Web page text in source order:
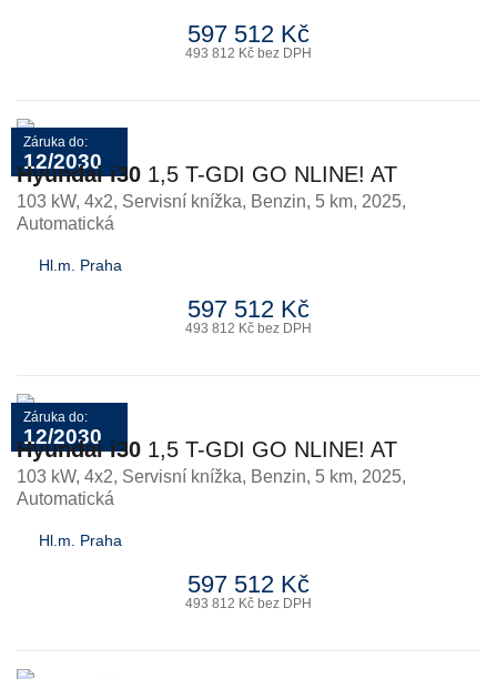
597 512 Kč
493 812 Kč bez DPH
Záruka do:
12/2030
Hyundai i30 1,5 T-GDI GO NLINE! AT
103 kW, 4x2, Servisní knížka, Benzin, 5 km, 2025,
Automatická
Hl.m. Praha
597 512 Kč
493 812 Kč bez DPH
Záruka do:
12/2030
Hyundai i30 1,5 T-GDI GO NLINE! AT
103 kW, 4x2, Servisní knížka, Benzin, 5 km, 2025,
Automatická
Hl.m. Praha
597 512 Kč
493 812 Kč bez DPH